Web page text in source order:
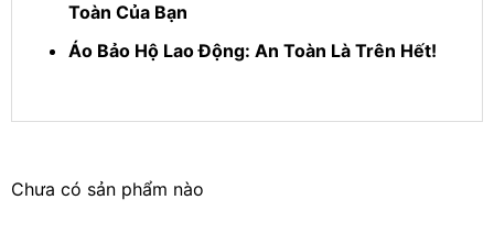
Toàn Của Bạn
Áo Bảo Hộ Lao Động: An Toàn Là Trên Hết!
Chưa có sản phẩm nào